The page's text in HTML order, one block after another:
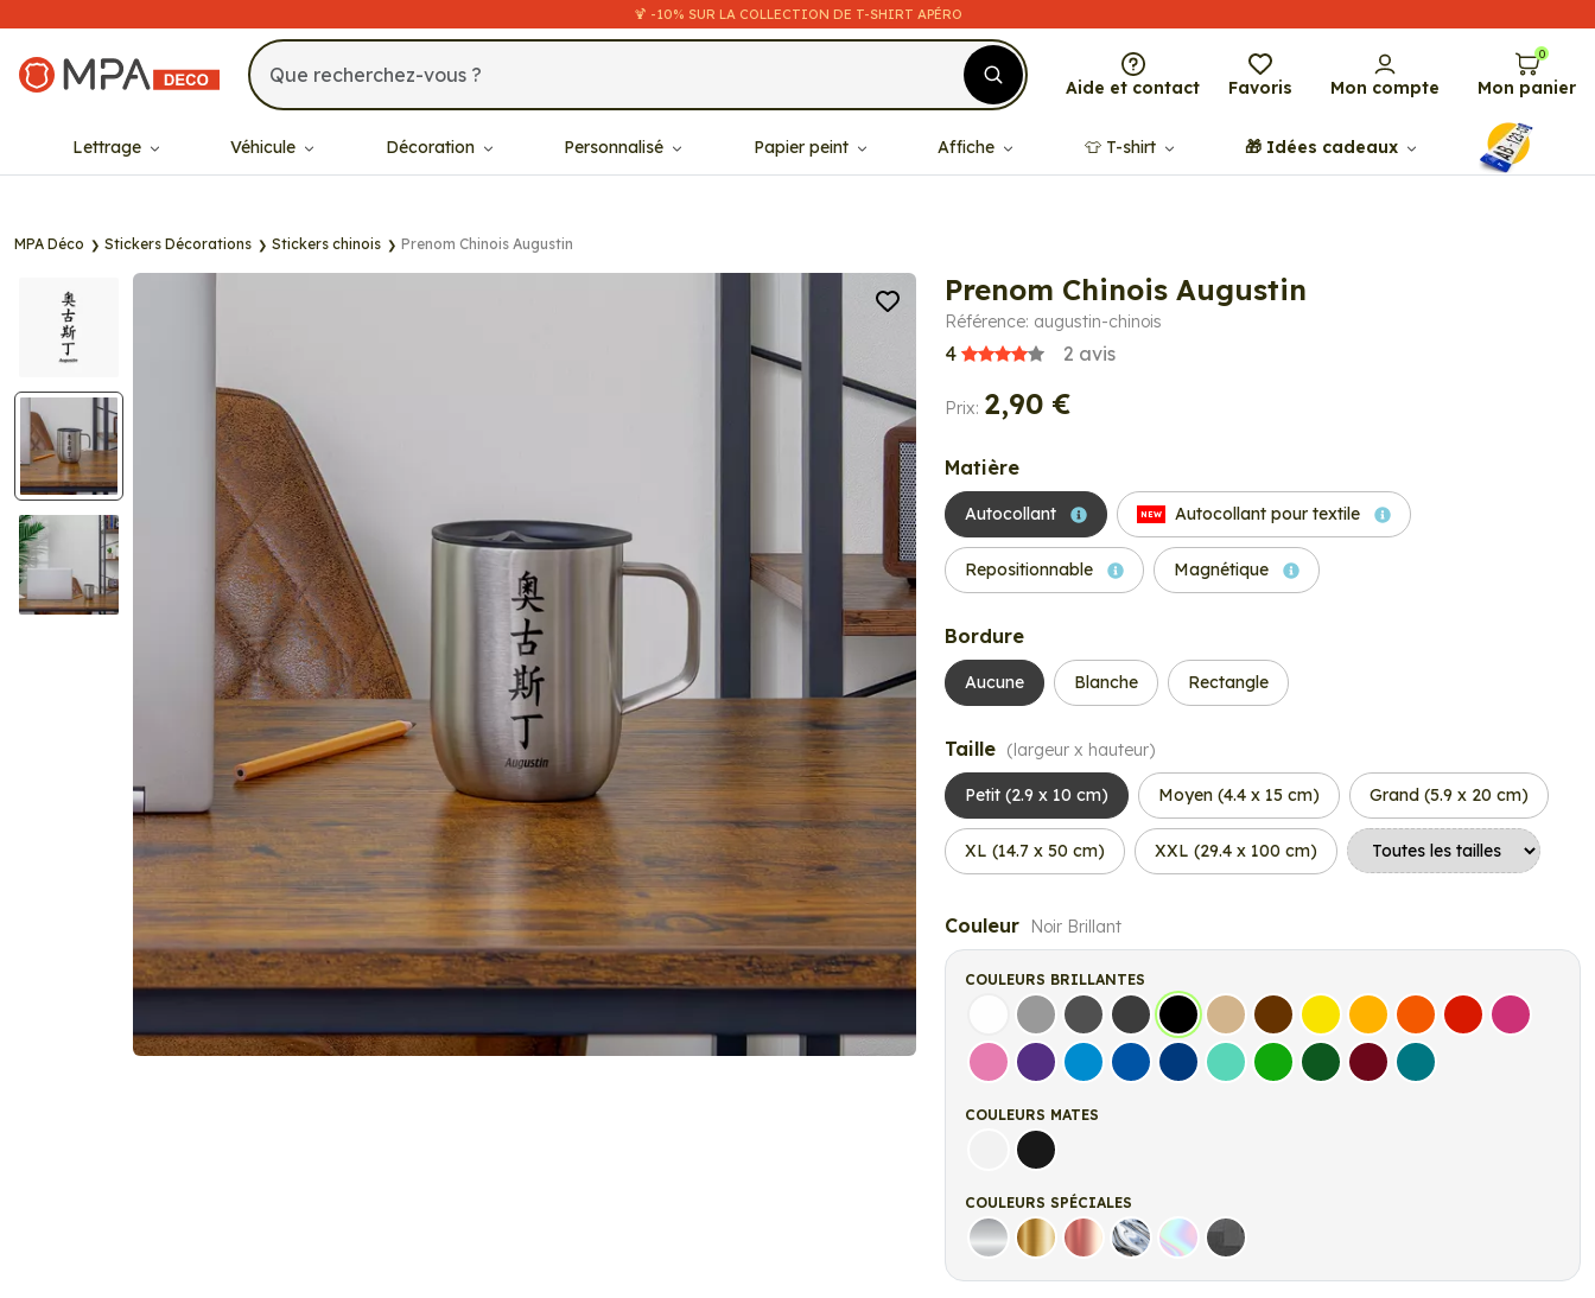
🍹 -10% SUR LA COLLECTION DE T-SHIRT APÉRO
MPA Déco
Aide et contact Favoris Mon compte
0
Mon panier
Lettrage Véhicule Décoration Personnalisé Papier peint Affiche 👕​​ T-shirt 🎁​ Idées cadeaux
MPA Déco Stickers Décorations Stickers chinois Prenom Chinois Augustin
Prenom Chinois Augustin
Référence: augustin-chinois
4 2 avis
Prix: 2,90 €
Matière
Autocollant NEW Autocollant pour textile
Repositionnable Magnétique
Bordure
Aucune Blanche Rectangle
Taille (largeur x hauteur)
Petit (2.9 x 10 cm) Moyen (4.4 x 15 cm) Grand (5.9 x 20 cm)
XL (14.7 x 50 cm) XXL (29.4 x 100 cm)
Couleur Noir Brillant
COULEURS BRILLANTES
Blanc Gris Gris FoncéGris Anthracite
Noir Beige Marron Jaune ClairJaune Foncé
OrangeRouge Fuchsia
Rose Violet Bleu clairBleu MoyenBleu FoncéBleu VertVert clairVert FoncéBordeauxTurquoise
COULEURS MATES
Blanc matNoir mat
COULEURS SPÉCIALES
Argent Or Rose Gold
ChromeHolographique
Carbone Noir